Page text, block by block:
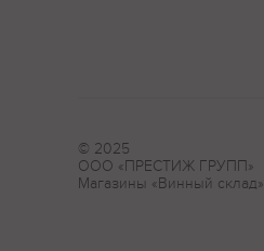
© 2025
ООО «ПРЕСТИЖ ГРУПП»
Магазины «Винный склад»